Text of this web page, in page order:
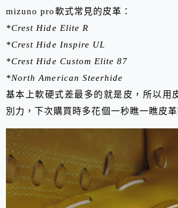
mizuno pro軟式常見的皮革：
*Crest Hide Elite R
*Crest Hide Inspire UL
*Crest Hide Custom Elite 87
*North American Steerhide
基本上軟硬式差最多的就是皮，所以用
別力，下次購買時多花個一秒瞧一瞧皮